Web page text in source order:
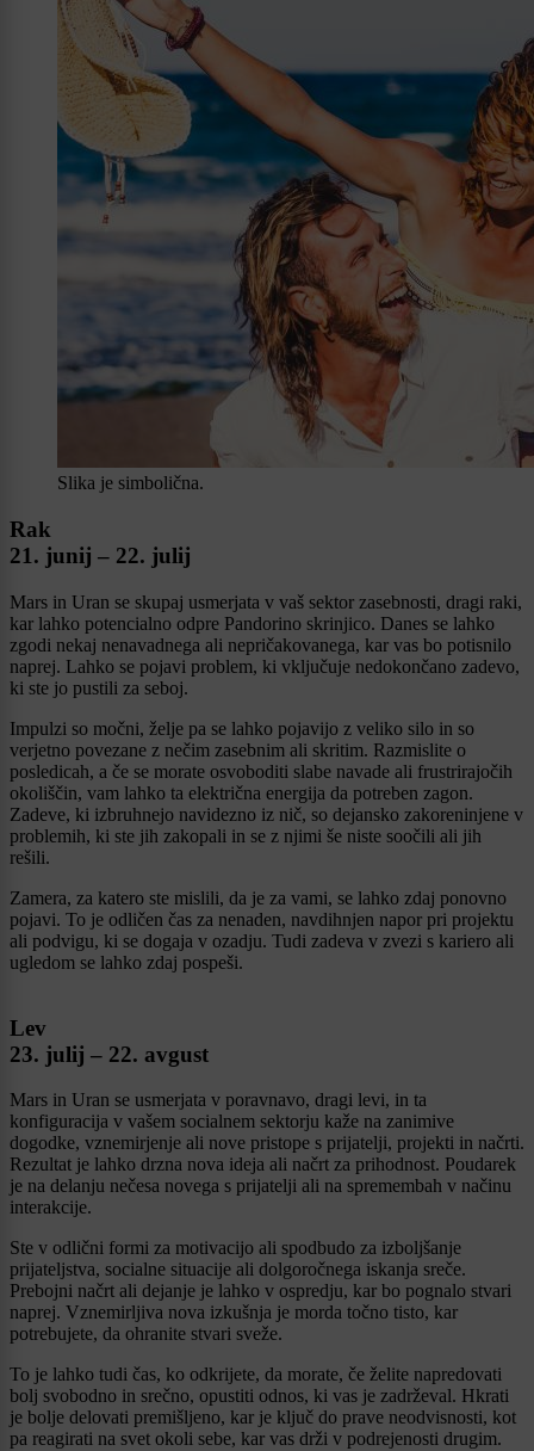
Slika je simbolična.
Rak
21. junij – 22. julij
Mars in Uran se skupaj usmerjata v vaš sektor zasebnosti, dragi raki,
kar lahko potencialno odpre Pandorino skrinjico. Danes se lahko
zgodi nekaj nenavadnega ali nepričakovanega, kar vas bo potisnilo
naprej. Lahko se pojavi problem, ki vključuje nedokončano zadevo,
ki ste jo pustili za seboj.
Impulzi so močni, želje pa se lahko pojavijo z veliko silo in so
verjetno povezane z nečim zasebnim ali skritim. Razmislite o
posledicah, a če se morate osvoboditi slabe navade ali frustrirajočih
okoliščin, vam lahko ta električna energija da potreben zagon.
Zadeve, ki izbruhnejo navidezno iz nič, so dejansko zakoreninjene v
problemih, ki ste jih zakopali in se z njimi še niste soočili ali jih
rešili.
Zamera, za katero ste mislili, da je za vami, se lahko zdaj ponovno
pojavi. To je odličen čas za nenaden, navdihnjen napor pri projektu
ali podvigu, ki se dogaja v ozadju. Tudi zadeva v zvezi s kariero ali
ugledom se lahko zdaj pospeši.
Lev
23. julij – 22. avgust
Mars in Uran se usmerjata v poravnavo, dragi levi, in ta
konfiguracija v vašem socialnem sektorju kaže na zanimive
dogodke, vznemirjenje ali nove pristope s prijatelji, projekti in načrti.
Rezultat je lahko drzna nova ideja ali načrt za prihodnost. Poudarek
je na delanju nečesa novega s prijatelji ali na spremembah v načinu
interakcije.
Ste v odlični formi za motivacijo ali spodbudo za izboljšanje
prijateljstva, socialne situacije ali dolgoročnega iskanja sreče.
Prebojni načrt ali dejanje je lahko v ospredju, kar bo pognalo stvari
naprej. Vznemirljiva nova izkušnja je morda točno tisto, kar
potrebujete, da ohranite stvari sveže.
To je lahko tudi čas, ko odkrijete, da morate, če želite napredovati
bolj svobodno in srečno, opustiti odnos, ki vas je zadrževal. Hkrati
je bolje delovati premišljeno, kar je ključ do prave neodvisnosti, kot
pa reagirati na svet okoli sebe, kar vas drži v podrejenosti drugim.